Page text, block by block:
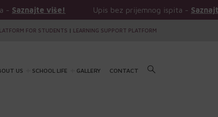
više! Upis bez prijemnog ispita -Saznajte više!
FOR STUDENTS | LEARNING SUPPORT PLATFORM
US SCHOOL LIFE GALLERY CONTACT